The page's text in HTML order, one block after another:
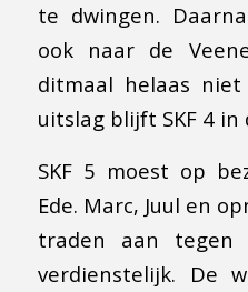
te dwingen.
ook naar de
ditmaal helaas
uitslag blijft SKF 4
SKF 5 moest op
Ede. Marc, Juul en
traden aan tegen
verdienstelijk. De